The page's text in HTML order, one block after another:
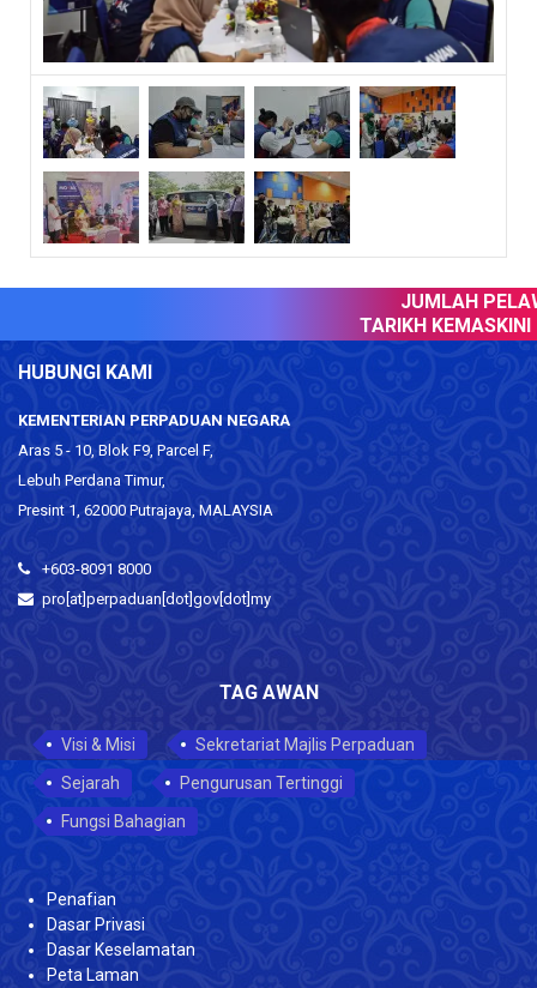
JUMLAH
TARIKH KEMASKINI :
HUBUNGI KAMI
KEMENTERIAN PERPADUAN NEGARA
Aras 5 - 10, Blok F9, Parcel F,
Lebuh Perdana Timur,
Presint 1, 62000 Putrajaya, MALAYSIA
+603-8091 8000
pro[at]perpaduan[dot]gov[dot]my
TAG AWAN
Visi & Misi
Sekretariat Majlis Perpaduan
Sejarah
Pengurusan Tertinggi
Fungsi Bahagian
Penafian
Dasar Privasi
Dasar Keselamatan
Peta Laman